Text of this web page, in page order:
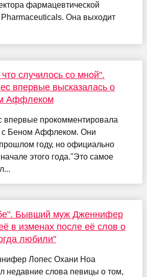
фармацевтической
Она выходит
случилось со мной".
впервые высказалась о
Аффлеком
прокомментировала
с Беном Аффлеком. Они
году, но официально
этого года."Это самое
Бывший муж Дженнифер
в изменах после её слов о
любили"
Лопес Охани Ноа
недавние слова певицы о том,